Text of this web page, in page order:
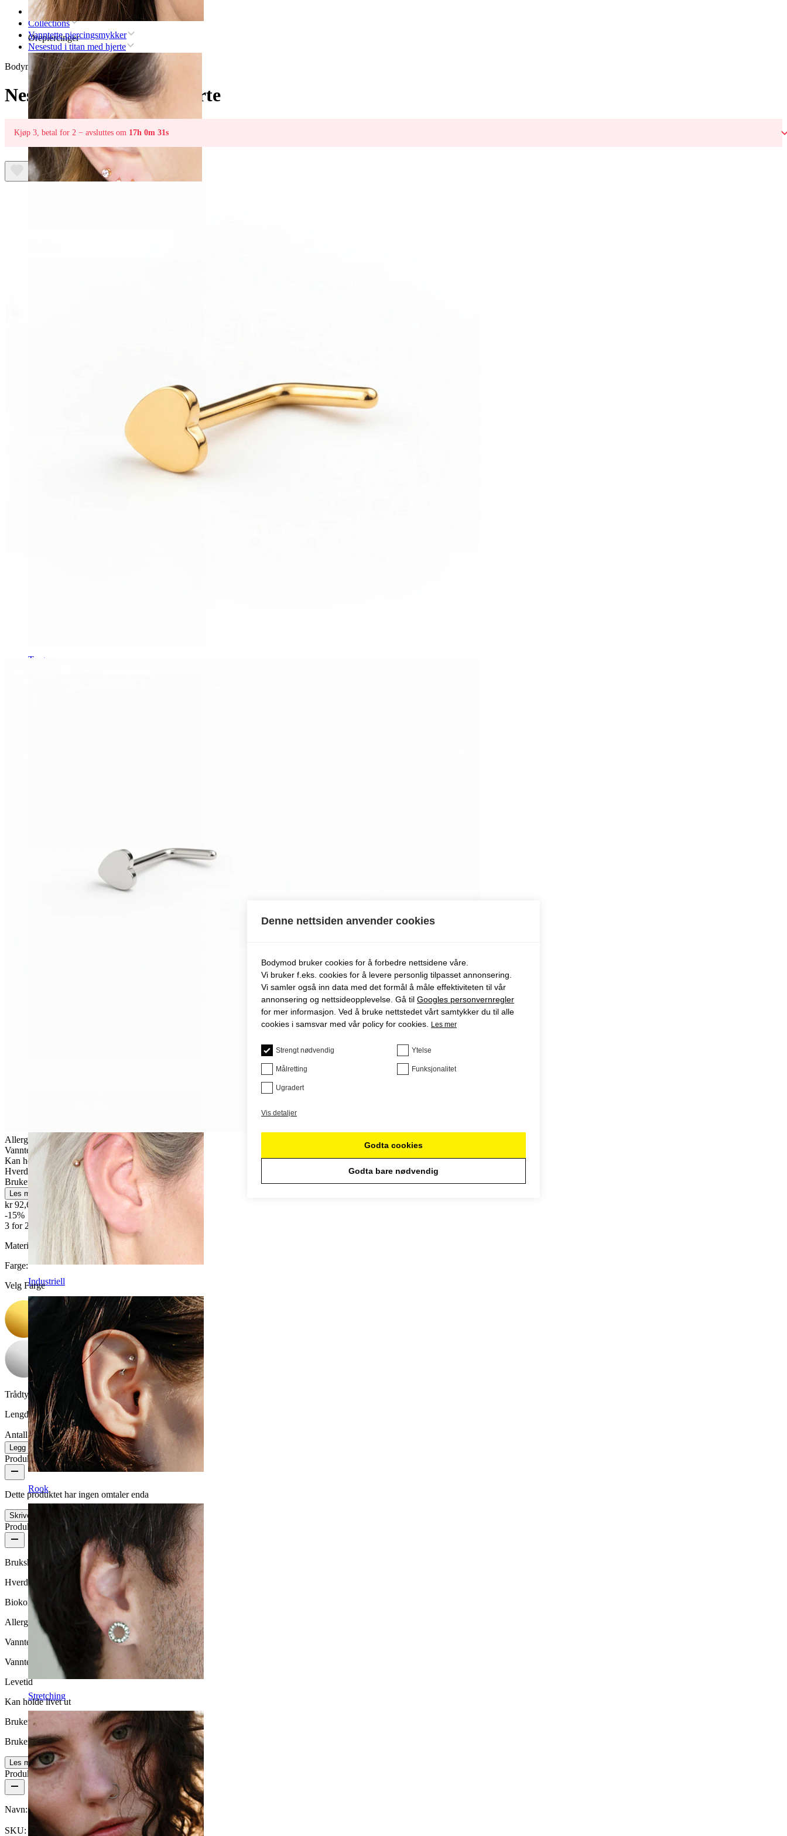
Ørepiercinger
Tragus
Industriell
Rook
Stretching
Hjem
Collections
Vanntette piercingsmykker
Nesestud i titan med hjerte
Bodymod Trend
Nesestud i titan med hjerte
Kjøp 3, betal for 2 − avsluttes om 17h 0m 31s
Allergivennlig
Vanntett
Kan holde livet ut
Hverdagsbruk
Brukervennligt
Les mer
kr 92,65
kr 109,00
-15%
3 for 2
Materiale:
Titan
Farge:
Velg Farge
Trådtykkelse:0,8 mm
Lengde:6 mm
Antall: 1 Endre
Legg i handlekurv
Produktanmeldelser
Dette produktet har ingen omtaler enda
Skrive en omtale
Produktkvalitet
Brukshyppighet
Hverdagsbruk
Biokompatibilitet
Allergivennlig
Vanntett
Vanntett
Levetid
Kan holde livet ut
Brukervennlighet
Brukervennligt
Les mer
Produktdetaljer
Navn:Nesestud i titan med hjerte
SKU: Nose-252
Denne nettsiden anvender cookies
Bodymod bruker cookies for å forbedre nettsidene våre.
Vi bruker f.eks. cookies for å levere personlig tilpasset annonsering.
Vi samler også inn data med det formål å måle effektiviteten til vår
annonsering og nettsideopplevelse. Gå til Googles personvernregler
for mer informasjon. Ved å bruke nettstedet vårt samtykker du til alle
cookies i samsvar med vår policy for cookies.
Les mer
Strengt nødvendig Ytelse
Målretting Funksjonalitet
Ugradert
Vis detaljer
Godta cookies
Godta bare nødvendig